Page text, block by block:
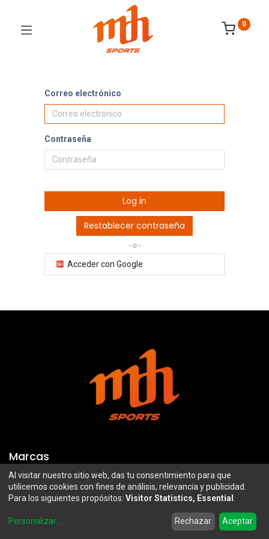
Wishlist Account
0
Correo electrónico
Contraseña
Log in
Restablecer contraseña
- o -
Acceder con Google
Marcas
Troy Lee Designs
100%
Airoh
Mazawi
SIDI
Al visitar nuestro sitio web, das tu consentimiento para que
utilicemos cookies con fines de análisis, relevancia y publicidad.
Para los siguientes propósitos: Visitor Statistics, Essential
Personalizar... Rechazar Aceptar